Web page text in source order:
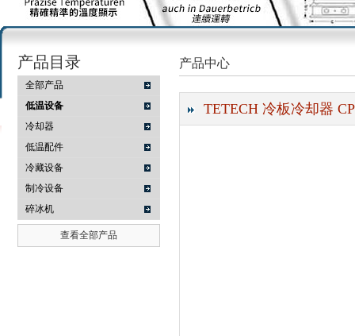
武汉提沃克科技有限公司
产品目录
全部产品
低温设备
冷却器
低温配件
冷藏设备
制冷设备
碎冰机
查看全部产品
产品中心
TETECH 冷板冷却器